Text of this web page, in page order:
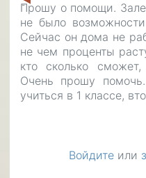
Прошу о помощи.
не было
Сейчас он дома не
не чем проценты
кто сколько
Очень прошу
учиться в 1 классе,
Войдите или